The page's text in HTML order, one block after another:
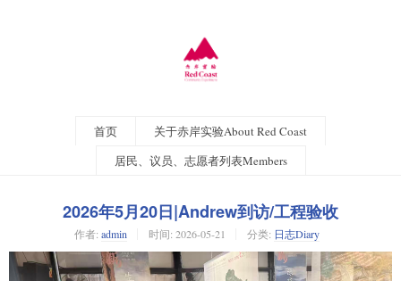
首页
关于赤岸实验About Red Coast
居民、议员、志愿者列表Members
2026年5月20日|Andrew到访/工程验收
作者: admin 时间: 2026-05-21 分类: 日志Diary